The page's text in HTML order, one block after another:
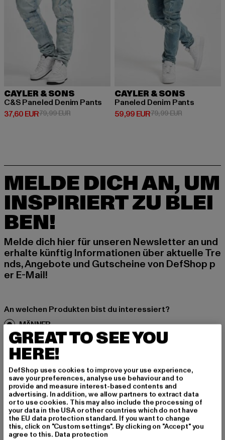
CAYLER & SONS
C&S Paneled Denim Pants
37,60 EUR
Derzeitiger Preis: 37,60 EUR
79,99 EURAktionspreis: 79,99 EUR
CAYLER & SONS
Paneled Denim Pants
59,99 EUR
Derzeitiger Preis: 59,99 EUR
79,99 EURAktionspreis:
MELDE DICH AN, UM
INSPIRIERT ZU BLEI
BEN!
Melde dich hier für unseren Newsletter an und
erhalte künftig Informationen über aktuelle Tre
nds, Angebote und Gutscheine von DefShop p
er E-Mail!
An welchen Produkten bist du interessiert?
MÄNNER
FRAUEN
E-MAIL
ANMELDEN
Informationen dazu, wie DefShop mit Deinen Daten umgeht, findest Du
in unserer Datenschutzerklärung. Du kannst Dich jederzeit kostenfei
abmelden.Datenschutzerklärung lesen.
GREAT TO SEE YOU
HERE!
DefShop uses cookies to improve your use experience,
save your preferences, analyse use behaviour and to
provide and measure interest-based contents and
advertising. In addition, we allow partners to extract data
or to use cookies. This may also include the processing of
your data in the USA or other countries which do not have
the EU data protection standard. If you want to change
this, click on "Custom settings". By clicking on "Accept" you
agree to this. Data protection